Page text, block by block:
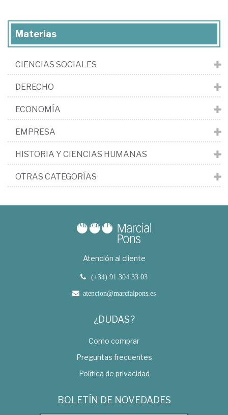
Materias
CIENCIAS SOCIALES
DERECHO
ECONOMÍA
EMPRESA
HISTORIA Y CIENCIAS HUMANAS
OTRAS CATEGORÍAS
Atención al cliente
(+34) 91 304 33 03
atencion@marcialpons.es
¿DUDAS?
Como comprar
Preguntas frecuentes
Política de privacidad
BOLETÍN DE NOVEDADES